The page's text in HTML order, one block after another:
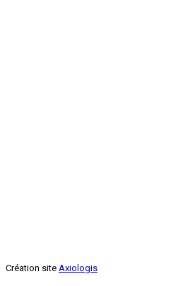
Création site Axiologis